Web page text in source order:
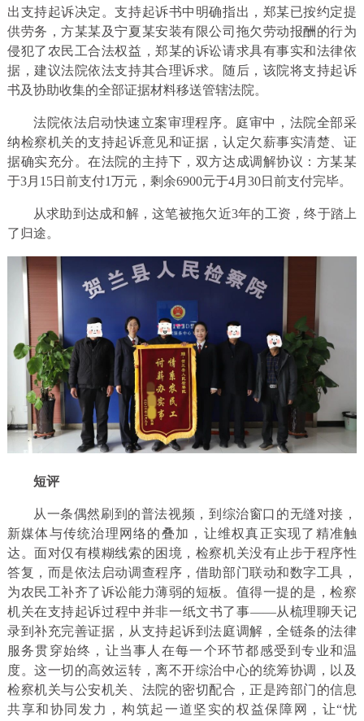
出支持起诉决定。支持起诉书中明确指出，郑某已按约定提
供劳务，方某某及宁夏某安装有限公司拖欠劳动报酬的行为
侵犯了农民工合法权益，郑某的诉讼请求具有事实和法律依
据，建议法院依法支持其合理诉求。随后，该院将支持起诉
书及协助收集的全部证据材料移送管辖法院。
法院依法启动快速立案审理程序。庭审中，法院全部采
纳检察机关的支持起诉意见和证据，认定欠薪事实清楚、证
据确实充分。在法院的主持下，双方达成调解协议：方某某
于3月15日前支付1万元，剩余6900元于4月30日前支付完毕。
从求助到达成和解，这笔被拖欠近3年的工资，终于踏上
了归途。
短评
从一条偶然刷到的普法视频，到综治窗口的无缝对接，
新媒体与传统治理网络的叠加，让维权真正实现了精准触
达。面对仅有模糊线索的困境，检察机关没有止步于程序性
答复，而是依法启动调查程序，借助部门联动和数字工具，
为农民工补齐了诉讼能力薄弱的短板。值得一提的是，检察
机关在支持起诉过程中并非一纸文书了事——从梳理聊天记
录到补充完善证据，从支持起诉到法庭调解，全链条的法律
服务贯穿始终，让当事人在每一个环节都感受到专业和温
度。这一切的高效运转，离不开综治中心的统筹协调，以及
检察机关与公安机关、法院的密切配合，正是跨部门的信息
共享和协同发力，构筑起一道坚实的权益保障网，让“忧